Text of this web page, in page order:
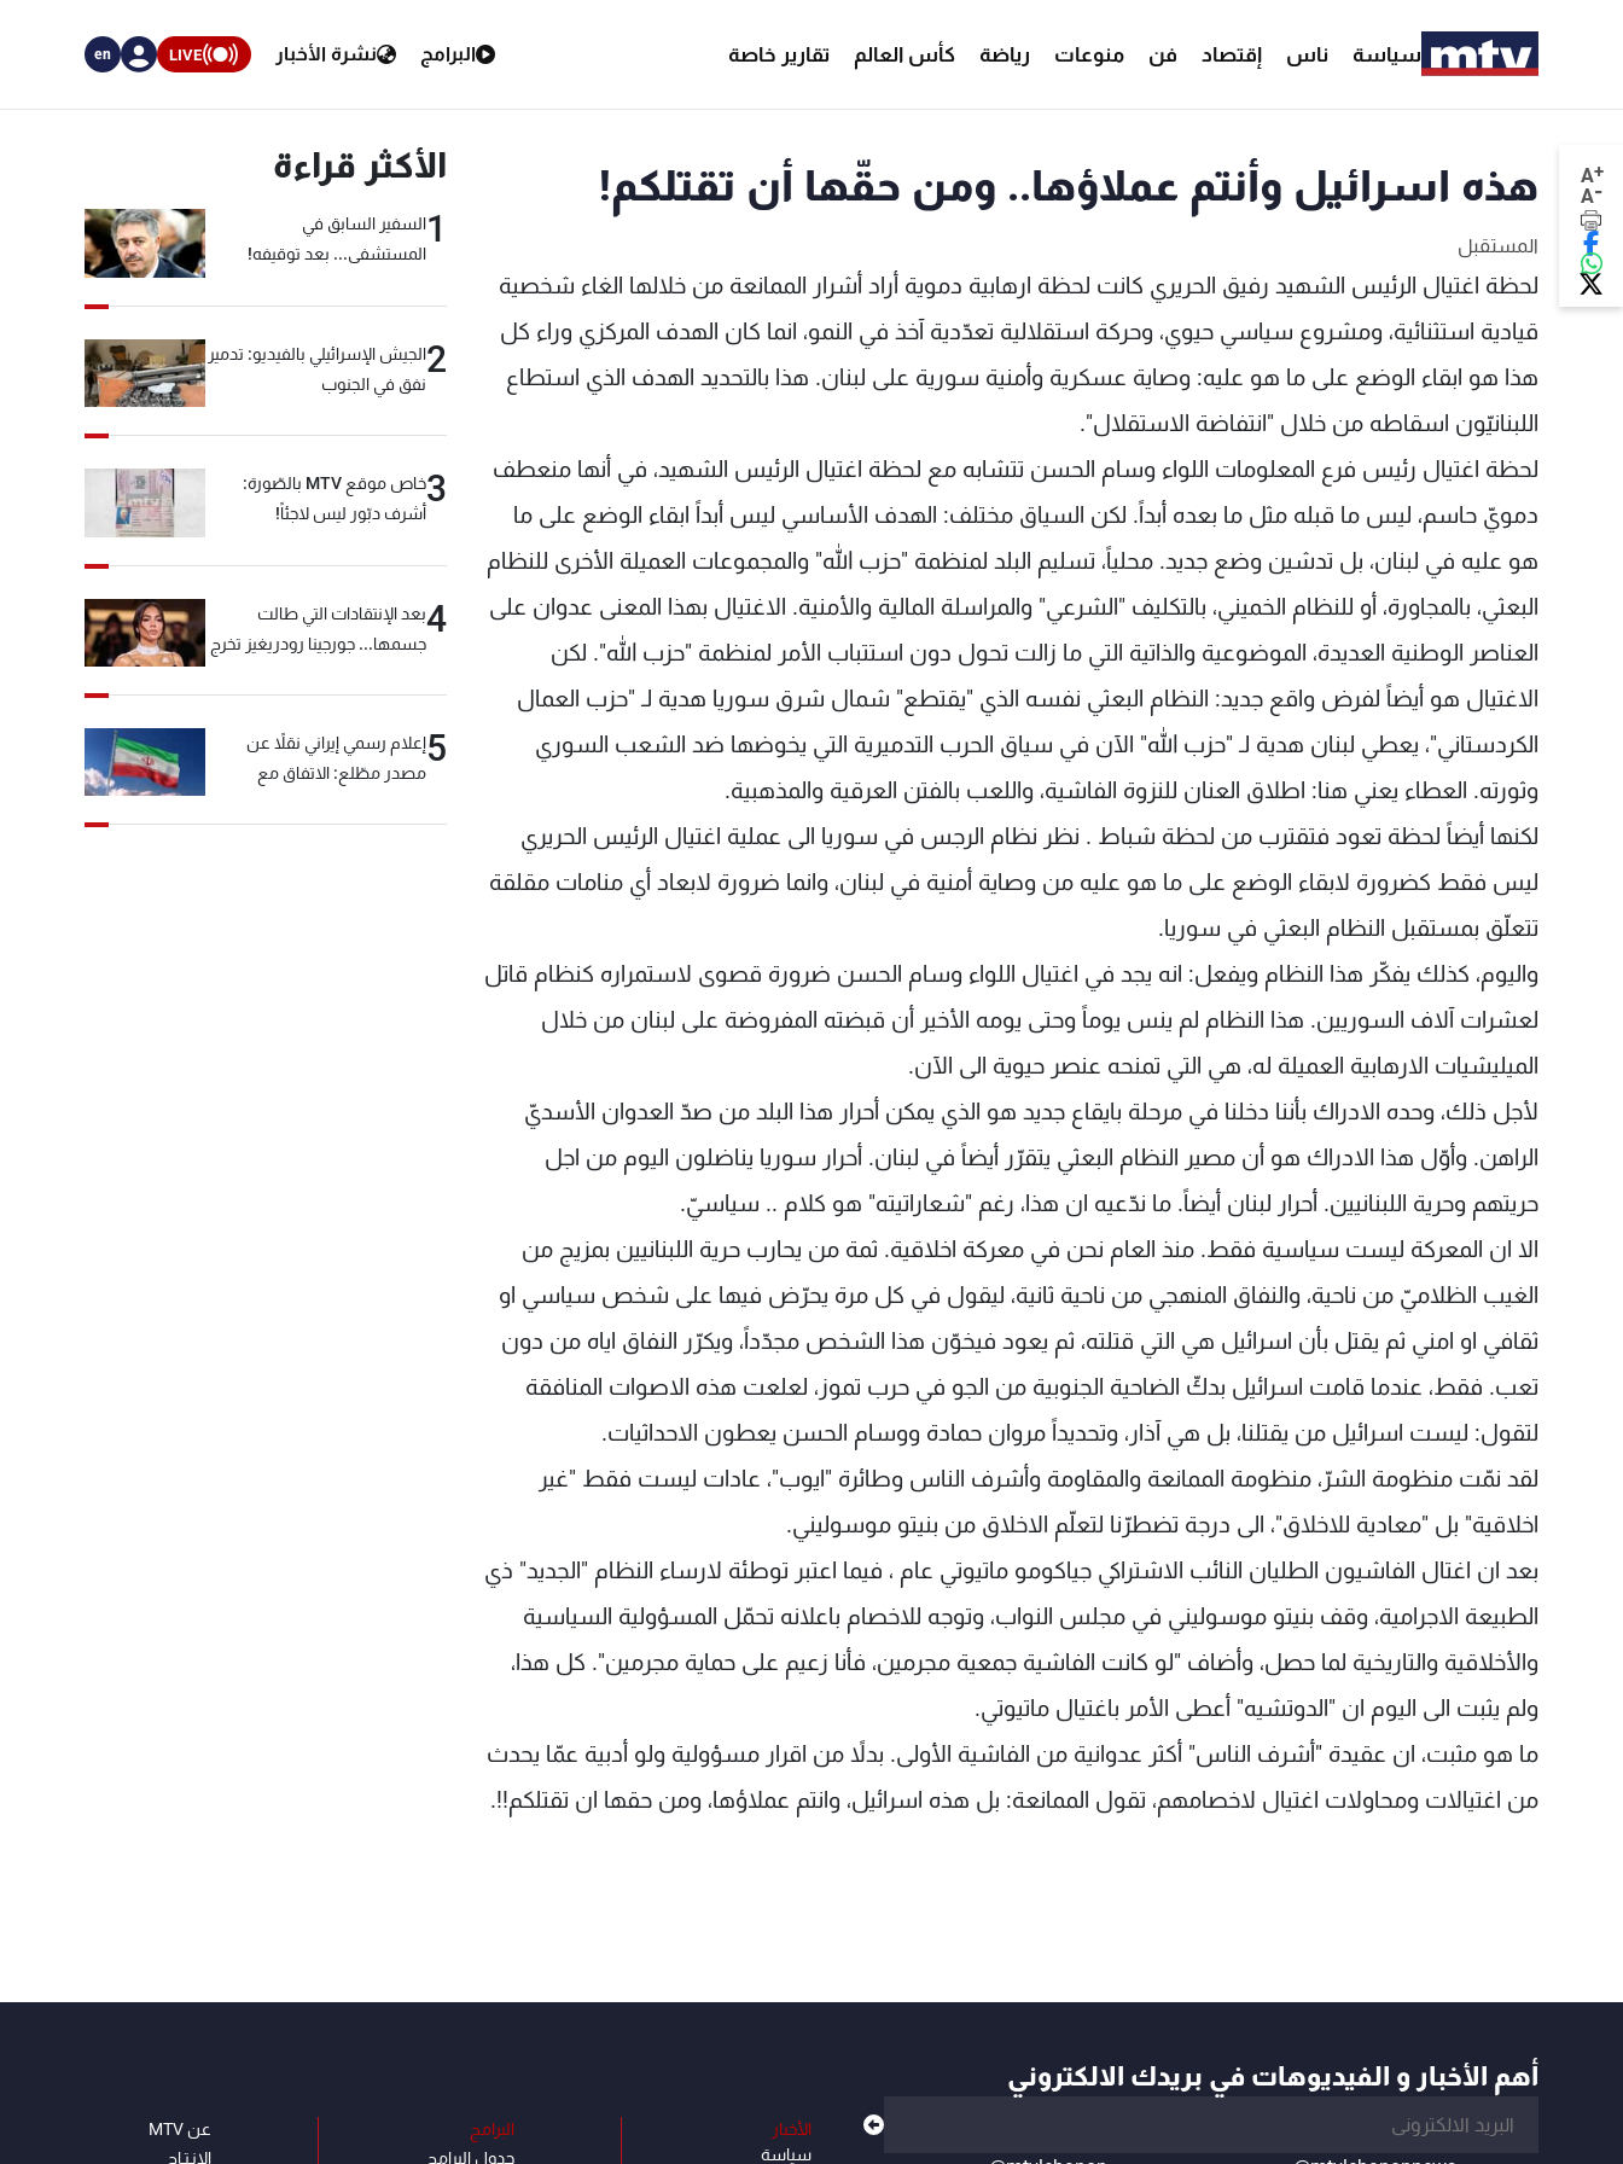
سياسة ناس إقتصاد فن منوعات رياضة كأس العالم تقارير خاصة البرامج نشرة الأخبار LIVE
en
A+
A- هذه اسرائيل وأنتم عملاؤها.. ومن حقّها أن تقتلكم!
المستقبل
لحظة اغتيال الرئيس الشهيد رفيق الحريري كانت لحظة ارهابية دموية أراد أشرار الممانعة من خلالها الغاء شخصية
قيادية استثنائية، ومشروع سياسي حيوي، وحركة استقلالية تعدّدية آخذ في النمو، انما كان الهدف المركزي وراء كل
هذا هو ابقاء الوضع على ما هو عليه: وصاية عسكرية وأمنية سورية على لبنان. هذا بالتحديد الهدف الذي استطاع
اللبنانيّون اسقاطه من خلال "انتفاضة الاستقلال".
لحظة اغتيال رئيس فرع المعلومات اللواء وسام الحسن تتشابه مع لحظة اغتيال الرئيس الشهيد، في أنها منعطف
دمويّ حاسم، ليس ما قبله مثل ما بعده أبداً. لكن السياق مختلف: الهدف الأساسي ليس أبداً ابقاء الوضع على ما
هو عليه في لبنان، بل تدشين وضع جديد. محلياً، تسليم البلد لمنظمة "حزب الله" والمجموعات العميلة الأخرى للنظام
البعثي، بالمجاورة، أو للنظام الخميني، بالتكليف "الشرعي" والمراسلة المالية والأمنية. الاغتيال بهذا المعنى عدوان على
العناصر الوطنية العديدة، الموضوعية والذاتية التي ما زالت تحول دون استتباب الأمر لمنظمة "حزب الله". لكن
الاغتيال هو أيضاً لفرض واقع جديد: النظام البعثي نفسه الذي "يقتطع" شمال شرق سوريا هدية لـ "حزب العمال
الكردستاني"، يعطي لبنان هدية لـ "حزب الله" الآن في سياق الحرب التدميرية التي يخوضها ضد الشعب السوري
وثورته. العطاء يعني هنا: اطلاق العنان للنزوة الفاشية، واللعب بالفتن العرقية والمذهبية.
لكنها أيضاً لحظة تعود فتقترب من لحظة شباط . نظر نظام الرجس في سوريا الى عملية اغتيال الرئيس الحريري
ليس فقط كضرورة لابقاء الوضع على ما هو عليه من وصاية أمنية في لبنان، وانما ضرورة لابعاد أي منامات مقلقة
تتعلّق بمستقبل النظام البعثي في سوريا.
واليوم، كذلك يفكّر هذا النظام ويفعل: انه يجد في اغتيال اللواء وسام الحسن ضرورة قصوى لاستمراره كنظام قاتل
لعشرات آلاف السوريين. هذا النظام لم ينس يوماً وحتى يومه الأخير أن قبضته المفروضة على لبنان من خلال
الميليشيات الارهابية العميلة له، هي التي تمنحه عنصر حيوية الى الآن.
لأجل ذلك، وحده الادراك بأننا دخلنا في مرحلة بايقاع جديد هو الذي يمكن أحرار هذا البلد من صدّ العدوان الأسديّ
الراهن. وأوّل هذا الادراك هو أن مصير النظام البعثي يتقرّر أيضاً في لبنان. أحرار سوريا يناضلون اليوم من اجل
حريتهم وحرية اللبنانيين. أحرار لبنان أيضاً. ما ندّعيه ان هذا، رغم "شعاراتيته" هو كلام .. سياسيّ.
الا ان المعركة ليست سياسية فقط. منذ العام نحن في معركة اخلاقية. ثمة من يحارب حرية اللبنانيين بمزيج من
الغيب الظلاميّ من ناحية، والنفاق المنهجي من ناحية ثانية، ليقول في كل مرة يحرّض فيها على شخص سياسي او
ثقافي او امني ثم يقتل بأن اسرائيل هي التي قتلته، ثم يعود فيخوّن هذا الشخص مجدّداً، ويكرّر النفاق اياه من دون
تعب. فقط، عندما قامت اسرائيل بدكّ الضاحية الجنوبية من الجو في حرب تموز، لعلعت هذه الاصوات المنافقة
لتقول: ليست اسرائيل من يقتلنا، بل هي آذار، وتحديداً مروان حمادة ووسام الحسن يعطون الاحداثيات.
لقد نمّت منظومة الشرّ، منظومة الممانعة والمقاومة وأشرف الناس وطائرة "ايوب"، عادات ليست فقط "غير
اخلاقية" بل "معادية للاخلاق"، الى درجة تضطرّنا لتعلّم الاخلاق من بنيتو موسوليني.
بعد ان اغتال الفاشيون الطليان النائب الاشتراكي جياكومو ماتيوتي عام ، فيما اعتبر توطئة لارساء النظام "الجديد" ذي
الطبيعة الاجرامية، وقف بنيتو موسوليني في مجلس النواب، وتوجه للاخصام باعلانه تحمّل المسؤولية السياسية
والأخلاقية والتاريخية لما حصل، وأضاف "لو كانت الفاشية جمعية مجرمين، فأنا زعيم على حماية مجرمين". كل هذا،
ولم يثبت الى اليوم ان "الدوتشيه" أعطى الأمر باغتيال ماتيوتي.
ما هو مثبت، ان عقيدة "أشرف الناس" أكثر عدوانية من الفاشية الأولى. بدلاً من اقرار مسؤولية ولو أدبية عمّا يحدث
من اغتيالات ومحاولات اغتيال لاخصامهم، تقول الممانعة: بل هذه اسرائيل، وانتم عملاؤها، ومن حقها ان تقتلكم!!.
الأكثر قراءة
1السفير السابق في
المستشفى... بعد توقيفه!
2الجيش الإسرائيلي بالفيديو: تدمير
نفق في الجنوب
3
خاص موقع MTV بالصّورة:
أشرف دبّور ليس لاجئاً!
4بعد الإنتقادات التي طالت
جسمها... جورجينا رودريغيز تخرج
5إعلام رسمي إيراني نقلاً عن
مصدر مطّلع: الاتفاق مع
أهم الأخبار و الفيديوهات في بريدك الالكتروني
الأخبار
سياسة
البرامج
جدول البرامج
عن MTV
الإنـتـاج